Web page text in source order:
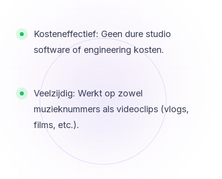
Kosteneffectief: Geen dure studio
software of engineering kosten.
Veelzijdig: Werkt op zowel
muzieknummers als videoclips (vlogs,
films, etc.).